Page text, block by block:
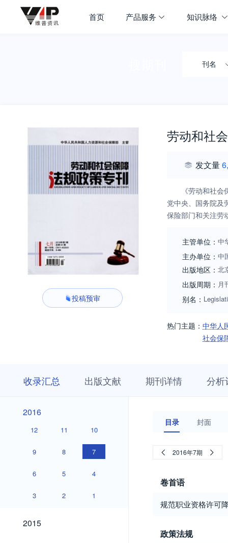
首页 产品服务 知识脉络
刊名
投稿预审
劳动和社
发文量
《劳动和社
党中央、国务院及
保险部门和关注劳
主管单位： 中
主办单位： 中
出版地区： 北
出版周期： 月
别名：
热门主题： 中华人
社会保
收录汇总 出版文献 期刊详情 分析
2016
2016
12 11 10
9 8 7
6 5 4
3 2 1
2015
2015
目录 封面
2016年7期
卷首语
规范职业资格许可
政策法规